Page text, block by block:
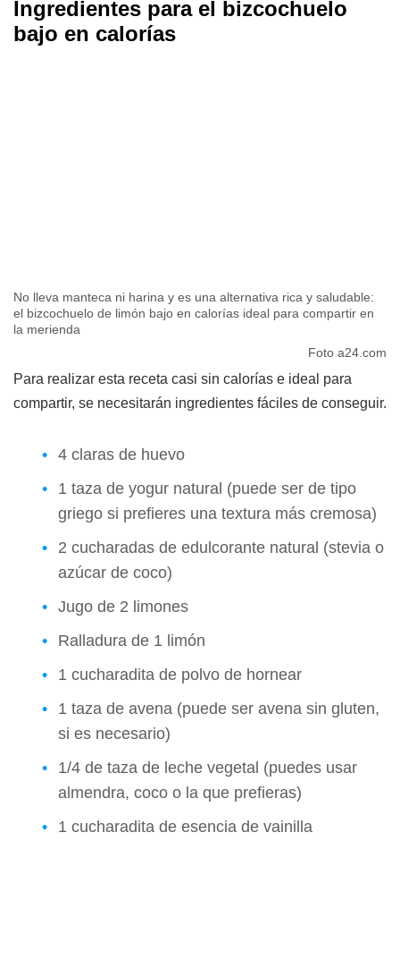
Ingredientes para el bizcochuelo
bajo en calorías
No lleva manteca ni harina y es una alternativa rica y saludable:
el bizcochuelo de limón bajo en calorías ideal para compartir en
la merienda
Foto a24.com
Para realizar esta receta casi sin calorías e ideal para
compartir, se necesitarán ingredientes fáciles de conseguir.
4 claras de huevo
1 taza de yogur natural (puede ser de tipo
griego si prefieres una textura más cremosa)
2 cucharadas de edulcorante natural (stevia o
azúcar de coco)
Jugo de 2 limones
Ralladura de 1 limón
1 cucharadita de polvo de hornear
1 taza de avena (puede ser avena sin gluten,
si es necesario)
1/4 de taza de leche vegetal (puedes usar
almendra, coco o la que prefieras)
1 cucharadita de esencia de vainilla